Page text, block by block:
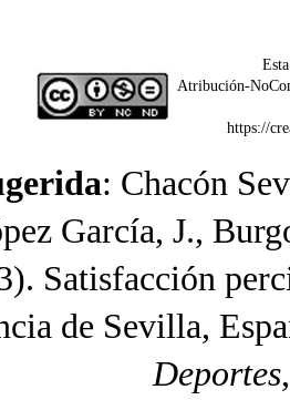
Atribución-
https://
: Chacón
García, J.,
Satisfacción
de Sevilla,
Deportes